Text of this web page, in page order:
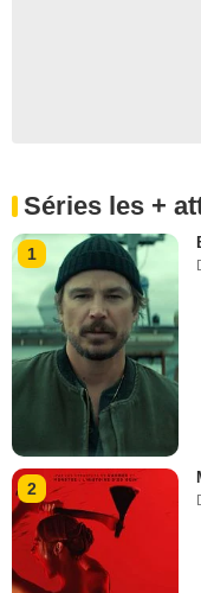
Séries les +
1
2